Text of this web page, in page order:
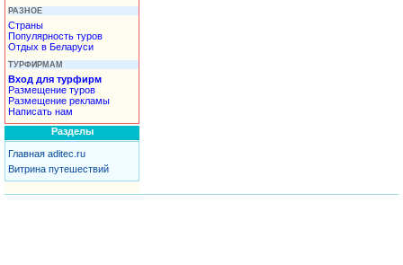
РАЗНОЕ
Страны
Популярность туров
Отдых в Беларуси
ТУРФИРМАМ
Вход для турфирм
Размещение туров
Размещение рекламы
Написать нам
Разделы
Главная aditec.ru
Витрина путешествий